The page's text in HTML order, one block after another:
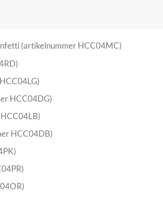
(artikelnummer HCC04MC)
HCC04DG)
HCC04DB)